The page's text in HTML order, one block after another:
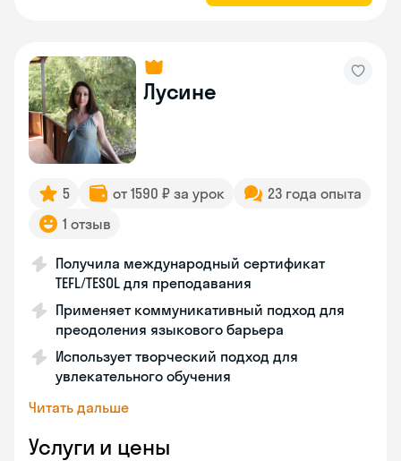
Лусине
5 от 1590 ₽ за урок
23 года опыта
1 отзыв
Получила международный сертификат
TEFL/TESOL для преподавания
Применяет коммуникативный подход для
преодоления языкового барьера
Использует творческий подход для
увлекательного обучения
Читать дальше
Услуги и цены